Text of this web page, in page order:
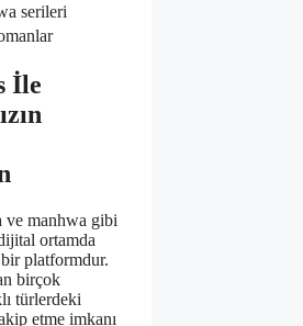
serileri
İle
ve manhwa gibi
ortamda
platformdur.
birçok
türlerdeki
etme imkanı